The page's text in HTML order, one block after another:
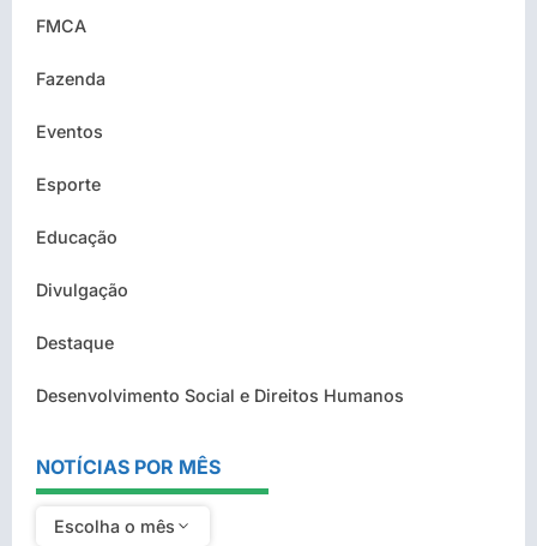
FMCA
Fazenda
Eventos
Esporte
Educação
Divulgação
Destaque
Desenvolvimento Social e Direitos Humanos
NOTÍCIAS POR MÊS
Escolha o mês